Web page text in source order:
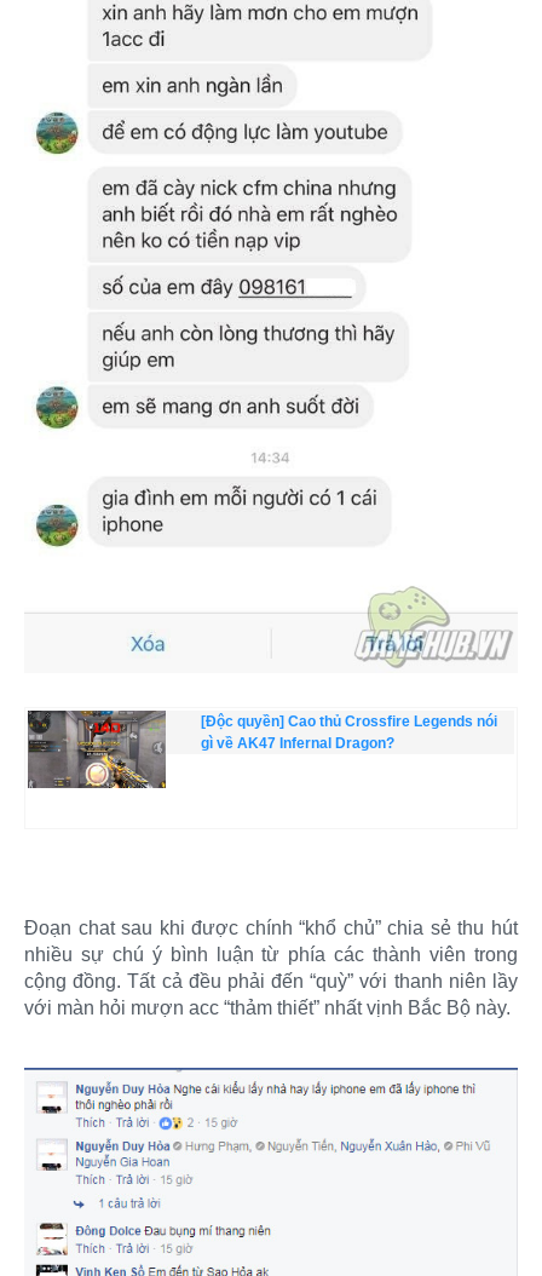
[Độc quyền] Cao thủ Crossfire Legends nói
gì về AK47 Infernal Dragon?
Đoạn chat sau khi được chính “khổ chủ” chia sẻ thu hút
nhiều sự chú ý bình luận từ phía các thành viên trong
cộng đồng. Tất cả đều phải đến “quỳ” với thanh niên lầy
với màn hỏi mượn acc “thảm thiết” nhất vịnh Bắc Bộ này.